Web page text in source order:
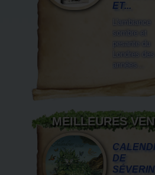
ET...
L'ambiance
sombre et
pesante du
Londres des
années...
MEILLEURES
DE